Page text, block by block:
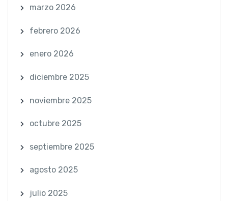
marzo 2026
febrero 2026
enero 2026
diciembre 2025
noviembre 2025
octubre 2025
septiembre 2025
agosto 2025
julio 2025